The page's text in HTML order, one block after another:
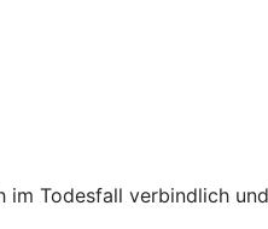
Todesfall verbindlich